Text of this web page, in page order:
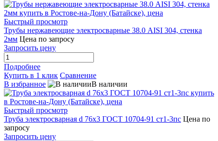
Быстрый просмотр
Трубы нержавеющие электросварные 38.0 AISI 304, стенка
2мм Цена по запросу
Запросить цену
Подробнее
Купить в 1 клик Сравнение
В избранное
В наличии
Быстрый просмотр
Труба электросварная d 76x3 ГОСТ 10704-91 ст1-3пс Цена по
запросу
Запросить цену